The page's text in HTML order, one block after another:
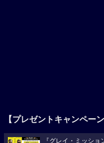
【プレゼントキャンペー
『グレイ・ミッシ